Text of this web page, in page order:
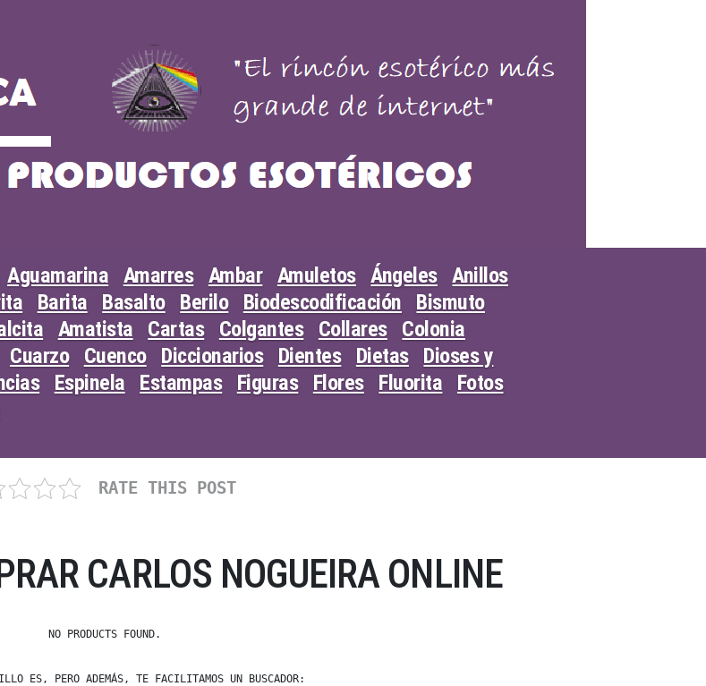
Aguamarina Amarres Ambar Amuletos Ángeles Anillos
Barita Basalto Berilo Biodescodificación
Bismuto
Amatista Cartas Colgantes Collares
Colonia
Cuarzo Cuenco Diccionarios Dientes Dietas
Dioses y
Espinela Estampas Figuras Flores Fluorita
Fotos
RATE THIS POST
CARLOS NOGUEIRA ONLINE
NO PRODUCTS FOUND.
ES, PERO ADEMÁS, TE FACILITAMOS UN BUSCADOR: